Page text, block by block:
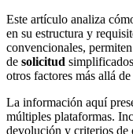
Este artículo analiza
en su estructura y
convencionales,
de solicitud
otros factores más allá
La información aquí
múltiples plataformas.
devolución y criterios de